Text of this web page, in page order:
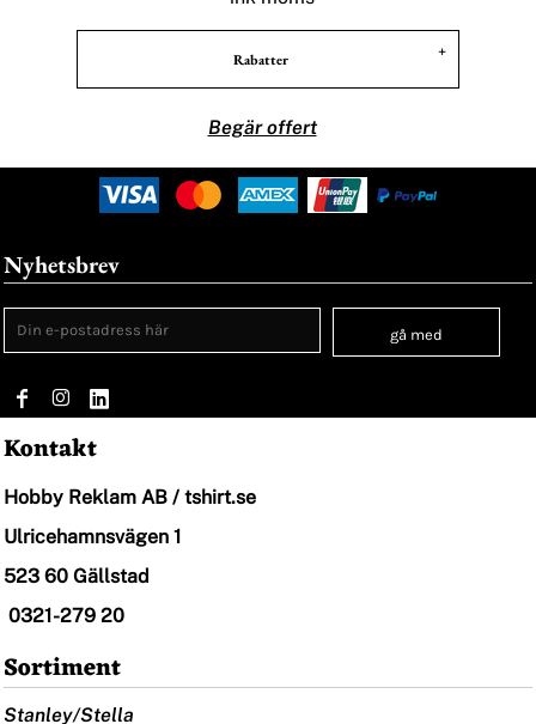
Rabatter
Begär offert
Nyhetsbrev
gå med
Kontakt
Hobby Reklam AB / tshirt.se
Ulricehamnsvägen 1
523 60 Gällstad
0321-279 20
Sortiment
Stanley/Stella